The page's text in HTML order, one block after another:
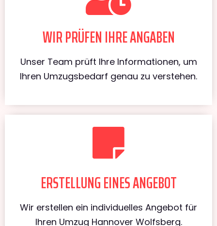
WIR PRÜFEN IHRE ANGABEN
Unser Team prüft Ihre Informationen, um
Ihren Umzugsbedarf genau zu verstehen.
ERSTELLUNG EINES ANGEBOT
Wir erstellen ein individuelles Angebot für
Ihren Umzug Hannover Wolfsberg.